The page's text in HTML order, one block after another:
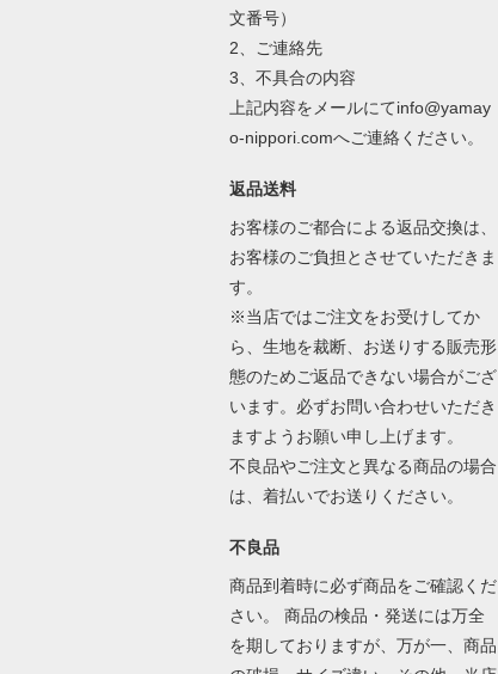
文番号）
2、ご連絡先
3、不具合の内容
上記内容をメールにてinfo@yamay
o-nippori.comへご連絡ください。
返品送料
お客様のご都合による返品交換は、
お客様のご負担とさせていただきま
す。
※当店ではご注文をお受けしてか
ら、生地を裁断、お送りする販売形
態のためご返品できない場合がござ
います。必ずお問い合わせいただき
ますようお願い申し上げます。
不良品やご注文と異なる商品の場合
は、着払いでお送りください。
不良品
商品到着時に必ず商品をご確認くだ
さい。 商品の検品・発送には万全
を期しておりますが、万が一、商品